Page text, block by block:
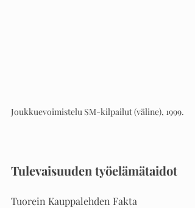
Joukkuevoimistelu SM-kilpailut (väline), 1999.
Tulevaisuuden työelämätaidot
Tuorein Kauppalehden Fakta